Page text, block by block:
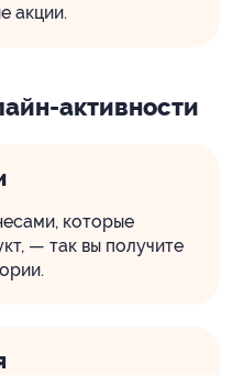
акции.
активности
которые
— так вы получите